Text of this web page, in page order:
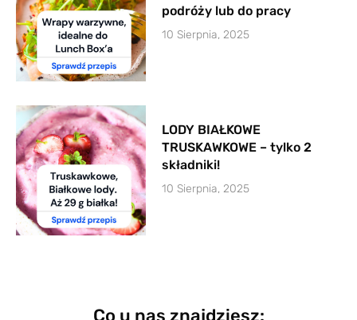
podróży lub do pracy
10 Sierpnia, 2025
LODY BIAŁKOWE
TRUSKAWKOWE – tylko 2
składniki!
10 Sierpnia, 2025